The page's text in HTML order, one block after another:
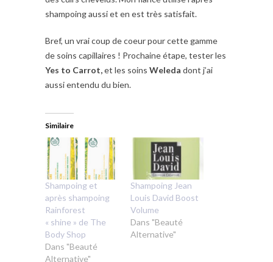
shampoing aussi et en est très satisfait.
Bref, un vrai coup de coeur pour cette gamme
de soins capillaires ! Prochaine étape, tester les
Yes to Carrot,et les soins Weleda dont j’ai
aussi entendu du bien.
Similaire
Shampoing et
après shampoing
Rainforest
« shine » de The
Body Shop
Dans "Beauté
Alternative"
Shampoing Jean
Louis David Boost
Volume
Dans "Beauté
Alternative"